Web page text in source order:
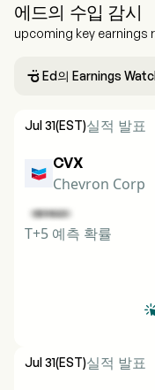
에드의 수입 감시
upcoming key earnings
Ed의 Earnings
Jul 31(EST)실적 발표
CVX
Chevron Corp
T+5 예측 확률
Jul 31(EST)실적 발표